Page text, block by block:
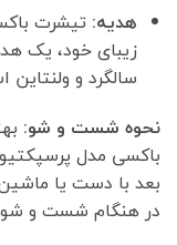
هدیه:تیشرت
زیبای خود، یک
سالگرد و ولنتاین
نحوه شست و شو:
باکسی مدل
بعد با دست یا
در هنگام شست و شو